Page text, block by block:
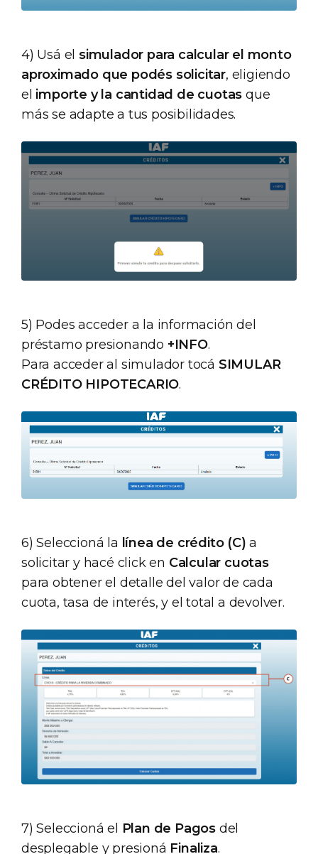
4) Usá el simulador para calcular el monto
aproximado que podés solicitar, eligiendo
el importe y la cantidad de cuotas que
más se adapte a tus posibilidades.
5) Podes acceder a la información del
préstamo presionando +INFO.
Para acceder al simulador tocá SIMULAR
CRÉDITO HIPOTECARIO.
6) Seleccioná la línea de crédito (C) a
solicitar y hacé click en Calcular cuotas
para obtener el detalle del valor de cada
cuota, tasa de interés, y el total a devolver.
7) Seleccioná el Plan de Pagos del
desplegable y presioná Finaliza.